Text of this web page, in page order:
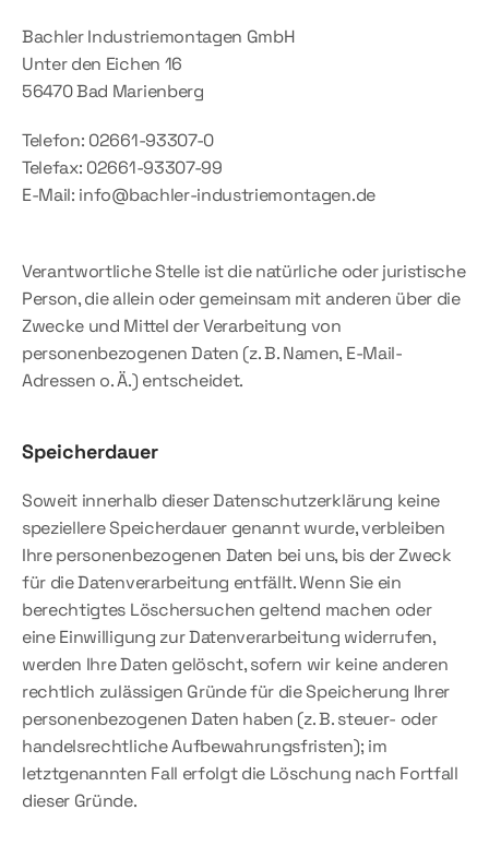
Bachler Industriemontagen GmbH
Unter den Eichen 16
56470 Bad Marienberg
Telefon: 02661-93307-0
Telefax: 02661-93307-99
E-Mail: info@bachler-industriemontagen.de
Verantwortliche Stelle ist die natürliche oder juristische
Person, die allein oder gemeinsam mit anderen über die
Zwecke und Mittel der Verarbeitung von
personenbezogenen Daten (z. B. Namen, E-Mail-
Adressen o. Ä.) entscheidet.
Speicherdauer
Soweit innerhalb dieser Datenschutzerklärung keine
speziellere Speicherdauer genannt wurde, verbleiben
Ihre personenbezogenen Daten bei uns, bis der Zweck
für die Datenverarbeitung entfällt. Wenn Sie ein
berechtigtes Löschersuchen geltend machen oder
eine Einwilligung zur Datenverarbeitung widerrufen,
werden Ihre Daten gelöscht, sofern wir keine anderen
rechtlich zulässigen Gründe für die Speicherung Ihrer
personenbezogenen Daten haben (z. B. steuer- oder
handelsrechtliche Aufbewahrungsfristen); im
letztgenannten Fall erfolgt die Löschung nach Fortfall
dieser Gründe.